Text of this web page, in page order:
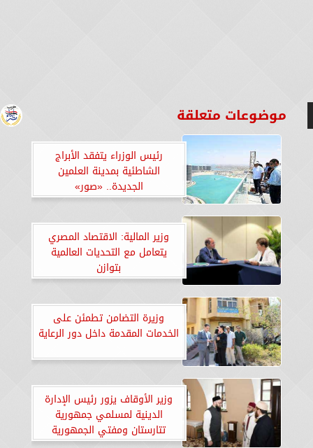
موضوعات متعلقة
رئيس الوزراء يتفقد الأبراج
الشاطئية بمدينة العلمين
الجديدة.. «صور»
وزير المالية: الاقتصاد المصري
يتعامل مع التحديات العالمية
بتوازن
وزيرة التضامن تطمئن على
الخدمات المقدمة داخل دور الرعاية
وزير الأوقاف يزور رئيس الإدارة
الدينية لمسلمي جمهورية
تتارستان ومفتي الجمهورية